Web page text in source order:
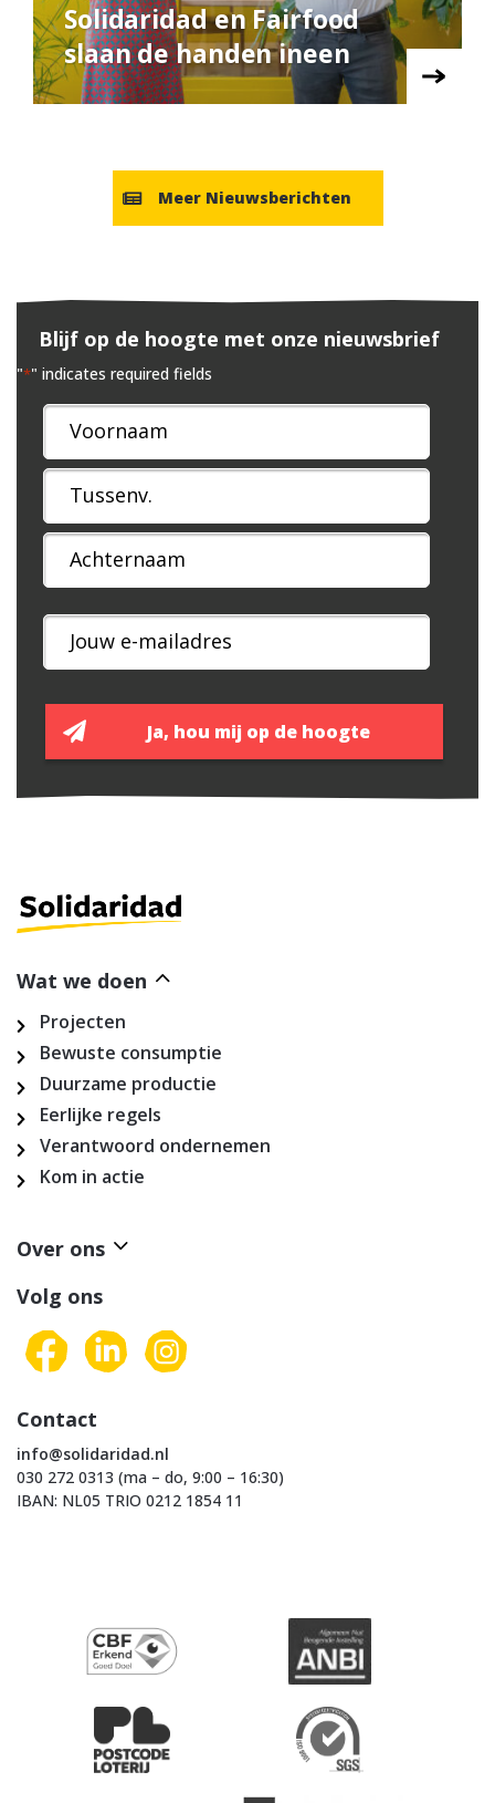
Solidaridad en Fairfood
slaan de handen ineen
Meer Nieuwsberichten
Blijf op de hoogte met onze nieuwsbrief
"*" indicates required fields
Naam
*
Wat we doen
Projecten
Bewuste consumptie
Duurzame productie
Eerlijke regels
Verantwoord ondernemen
Kom in actie
Over ons
Volg ons
Contact
info@solidaridad.nl
030 272 0313 (ma – do, 9:00 – 16:30)
IBAN: NL05 TRIO 0212 1854 11